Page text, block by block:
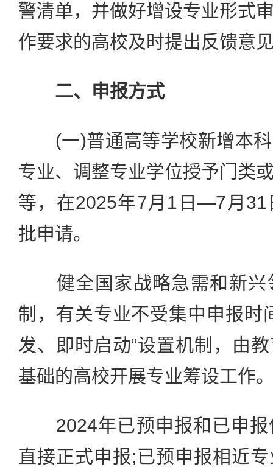
警清单，并做好增设专业形式
作要求的高校及时提出反馈意
二、申报方式
(一)普通高等学校新增本科
专业、调整专业学位授予门类
等，在2025年7月1日—7月31
批申请。
健全国家战略急需和新兴
制，有关专业不受集中申报时
发、即时启动”设置机制，由
基础的高校开展专业筹设工作
2024年已预申报和已申报
直接正式申报;已预申报相近